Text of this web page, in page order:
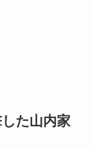
た山内家